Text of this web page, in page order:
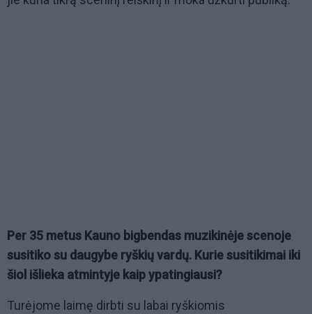
Per 35 metus Kauno bigbendas muzikinėje scenoje
susitiko su daugybe ryškių vardų. Kurie susitikimai iki
šiol išlieka atmintyje kaip ypatingiausi?
Turėjome laimę dirbti su labai ryškiomis